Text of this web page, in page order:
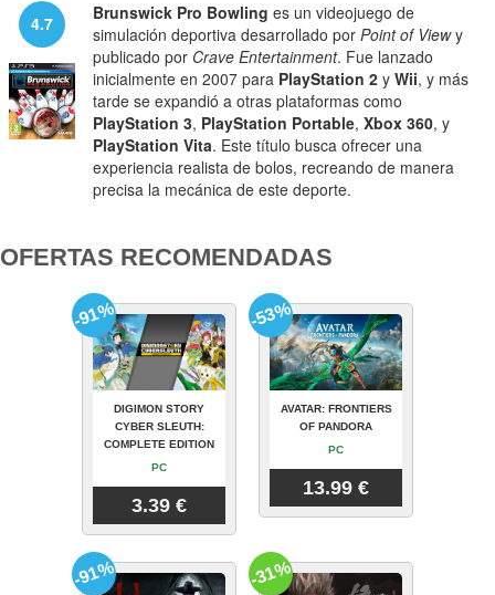
4.7 Brunswick Pro Bowling es un videojuego de
simulación deportiva desarrollado por Point of Viewy
publicado por Crave Entertainment. Fue lanzado
inicialmente en 2007 para PlayStation 2 y Wii, y más
tarde se expandió a otras plataformas como
PlayStation 3, PlayStation Portable, Xbox 360, y
PlayStation Vita. Este título busca ofrecer una
experiencia realista de bolos, recreando de manera
precisa la mecánica de este deporte.
OFERTAS RECOMENDADAS
DIGIMON STORY
CYBER SLEUTH:
COMPLETE EDITION
PC
3.39 €
-91%
AVATAR: FRONTIERS
OF PANDORA
PC
13.99 €
-53%
-91% -31%